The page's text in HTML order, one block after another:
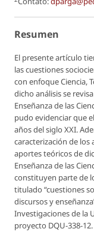
Resumen
El presente artículo
las cuestiones
con enfoque Ciencia,
dicho análisis se
Enseñanza de las
pudo evidenciar que
años del siglo XXI.
caracterización de los
aportes teóricos de
Enseñanza de las
constituyen parte de
titulado “cuestiones
discursos y
Investigaciones de la
proyecto DQU-338-12.